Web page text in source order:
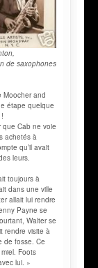
de saxophones
Moocher and
étape quelque
que Cab ne voie
achetés à
qu’il avait
leurs.
toujours à
dans une ville
allait lui rendre
Payne se
Walter se
rendre visite à
de fosse. Ce
Foots
lui. »